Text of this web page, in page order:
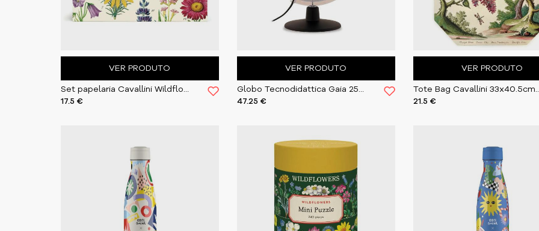
VER PRODUTO
Set papelaria Cavallini Wildflowers
17.5 €
VER PRODUTO
Globo Tecnodidattica Gaia 25cm RA
47.25 €
VER PRODUTO
Tote Bag
21.5 €